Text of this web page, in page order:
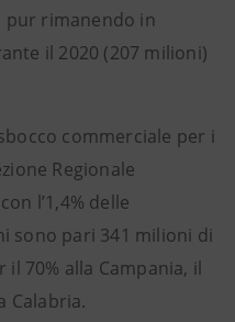
pur rimanendo in
il 2020 (207 milioni)
commerciale per i
Regionale
l’1,4% delle
sono pari 341 milioni di
70% alla Campania, il
Calabria.